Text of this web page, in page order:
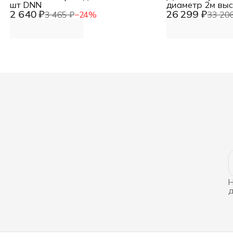
2 640 ₽3 465 ₽−24%
шт DNN
26 299 ₽33
диаметр 2м